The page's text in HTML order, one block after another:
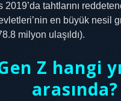
2019’da tahtlarını
en büyük nesil
milyon ulaşıldı).
Z hangi
arasında?